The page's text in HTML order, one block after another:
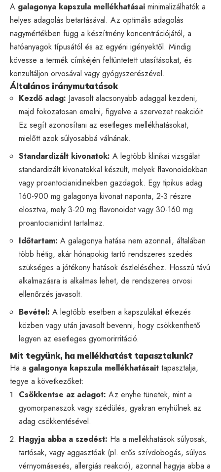
A galagonya kapszula mellékhatásai minimalizálhatók a
helyes adagolás betartásával. Az optimális adagolás
nagymértékben függ a készítmény koncentrációjától, a
hatóanyagok típusától és az egyéni igényektől. Mindig
kövesse a termék címkéjén feltüntetett utasításokat, és
konzultáljon orvosával vagy gyógyszerészével.
Általános iránymutatások
Kezdő adag: Javasolt alacsonyabb adaggal kezdeni,
majd fokozatosan emelni, figyelve a szervezet reakcióit.
Ez segít azonosítani az esetleges mellékhatásokat,
mielőtt azok súlyosabbá válnának.
Standardizált kivonatok: A legtöbb klinikai vizsgálat
standardizált kivonatokkal készült, melyek flavonoidokban
vagy proantocianidinekben gazdagok. Egy tipikus adag
160-900 mg galagonya kivonat naponta, 2-3 részre
elosztva, mely 3-20 mg flavonoidot vagy 30-160 mg
proantocianidint tartalmaz.
Időtartam: A galagonya hatása nem azonnali, általában
több hétig, akár hónapokig tartó rendszeres szedés
szükséges a jótékony hatások észleléséhez. Hosszú távú
alkalmazásra is alkalmas lehet, de rendszeres orvosi
ellenőrzés javasolt.
Bevétel: A legtöbb esetben a kapszulákat étkezés
közben vagy után javasolt bevenni, hogy csökkenthető
legyen az esetleges gyomorirritáció.
Mit tegyünk, ha mellékhatást tapasztalunk?
Ha a galagonya kapszula mellékhatásait tapasztalja,
tegye a következőket:
Csökkentse az adagot: Az enyhe tünetek, mint a
gyomorpanaszok vagy szédülés, gyakran enyhülnek az
adag csökkentésével.
Hagyja abba a szedést: Ha a mellékhatások súlyosak,
tartósak, vagy aggasztóak (pl. erős szívdobogás, súlyos
vérnyomásesés, allergiás reakció), azonnal hagyja abba a